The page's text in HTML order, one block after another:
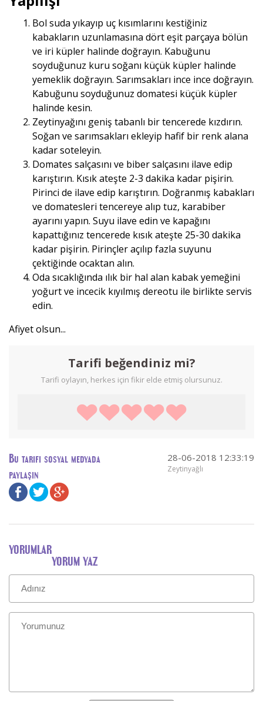
Bol suda yıkayıp uç kısımlarını kestiğiniz
kabakların uzunlamasına dört eşit parçaya bölün
ve iri küpler halinde doğrayın. Kabuğunu
soyduğunuz kuru soğanı küçük küpler halinde
yemeklik doğrayın. Sarımsakları ince ince doğrayın.
Kabuğunu soyduğunuz domatesi küçük küpler
halinde kesin.
Zeytinyağını geniş tabanlı bir tencerede kızdırın.
Soğan ve sarımsakları ekleyip hafif bir renk alana
kadar soteleyin.
Domates salçasını ve biber salçasını ilave edip
karıştırın. Kısık ateşte 2-3 dakika kadar pişirin.
Pirinci de ilave edip karıştırın. Doğranmış kabakları
ve domatesleri tencereye alıp tuz, karabiber
ayarını yapın. Suyu ilave edin ve kapağını
kapattığınız tencerede kısık ateşte 25-30 dakika
kadar pişirin. Pirinçler açılıp fazla suyunu
çektiğinde ocaktan alın.
Oda sıcaklığında ılık bir hal alan kabak yemeğini
yoğurt ve incecik kıyılmış dereotu ile birlikte servis
edin.
Afiyet olsun...
Tarifi beğendiniz mi?
Tarifi oylayın, herkes için fikir elde etmiş olursunuz.
Bu tarifi sosyal medyada
paylaşın
28-06-2018 12:33:19
Zeytinyağlı
YORUMLAR
YORUM YAZ